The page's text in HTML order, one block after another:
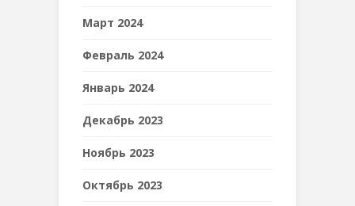
Март 2024
Февраль 2024
Январь 2024
Декабрь 2023
Ноябрь 2023
Октябрь 2023